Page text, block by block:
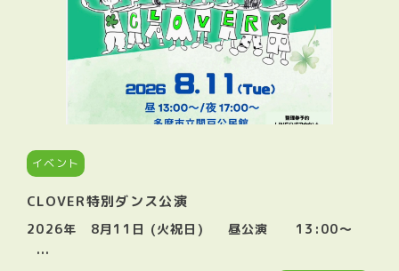
イベント
CLOVER特別ダンス公演
2026年 8月11日 (火祝日) 昼公演 13:00〜
...